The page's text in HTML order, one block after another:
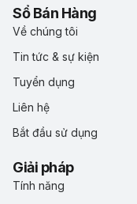
Sổ Bán Hàng
Về chúng tôi
Tin tức & sự kiện
Tuyển dụng
Liên hệ
Bắt đầu sử dụng
Giải pháp
Tính năng